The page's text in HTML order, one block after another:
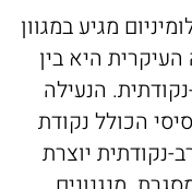
מגיע במגוון
היא בין
הנעילה
הכולל נקודת
נקודתית יוצרת